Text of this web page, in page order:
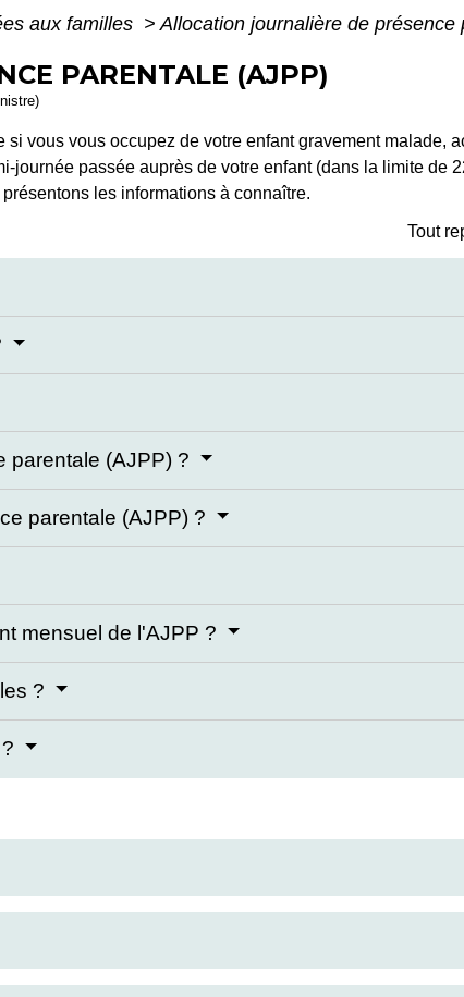
aux familles > Allocation journalière de présence
PARENTALE (AJPP)
vous vous occupez de votre enfant gravement malade,
passée auprès de votre enfant (dans la limite de
les informations à connaître.
Tout
parentale (AJPP) ?
parentale (AJPP) ?
mensuel de l'AJPP ?
?